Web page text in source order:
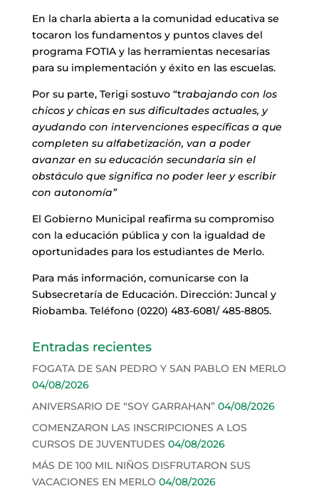
En la charla abierta a la comunidad educativa se
tocaron los fundamentos y puntos claves del
programa FOTIA y las herramientas necesarias
para su implementación y éxito en las escuelas.
Por su parte, Terigi sostuvo “trabajando con los
chicos y chicas en sus dificultades actuales, y
ayudando con intervenciones específicas a que
completen su alfabetización, van a poder
avanzar en su educación secundaria sin el
obstáculo que significa no poder leer y escribir
con autonomía”
El Gobierno Municipal reafirma su compromiso
con la educación pública y con la igualdad de
oportunidades para los estudiantes de Merlo.
Para más información, comunicarse con la
Subsecretaría de Educación. Dirección: Juncal y
Riobamba. Teléfono (0220) 483-6081/ 485-8805.
Entradas recientes
FOGATA DE SAN PEDRO Y SAN PABLO EN MERLO
04/08/2026
ANIVERSARIO DE “SOY GARRAHAN” 04/08/2026
COMENZARON LAS INSCRIPCIONES A LOS
CURSOS DE JUVENTUDES 04/08/2026
MÁS DE 100 MIL NIÑOS DISFRUTARON SUS
VACACIONES EN MERLO 04/08/2026